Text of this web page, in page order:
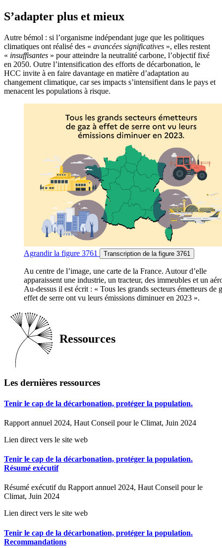
S’adapter plus et mieux
Autre bémol : si l’organisme indépendant juge que les politiques
climatiques ont réalisé des « avancées significatives », elles restent
« insuffisantes » pour atteindre la neutralité carbone, l’objectif fixé
en 2050. Outre l’intensification des efforts de décarbonation, le
HCC invite à en faire davantage en matière d’adaptation au
changement climatique, car ses impacts s’intensifient dans le pays et
menacent les populations à risque.
Agrandirla figure 3761 Transcription de la figure 3761
Au centre de l’image, une carte de la France. Autour d’elle
apparaissent une industrie, un tracteur, des immeubles et un
Au-dessus il est écrit : « Tous les grands secteurs émetteurs de
effet de serre ont vu leurs émissions diminuer en 2023 ».
Ressources
Les dernières ressources
Tenir le cap de la décarbonation, protéger la population.
Rapport annuel 2024, Haut Conseil pour le Climat, Juin 2024
Lien direct vers le site web
Tenir le cap de la décarbonation, protéger la population.
Résumé exécutif
Résumé exécutif du Rapport annuel 2024, Haut Conseil pour le
Climat, Juin 2024
Lien direct vers le site web
Tenir le cap de la décarbonation, protéger la population.
Recommandations